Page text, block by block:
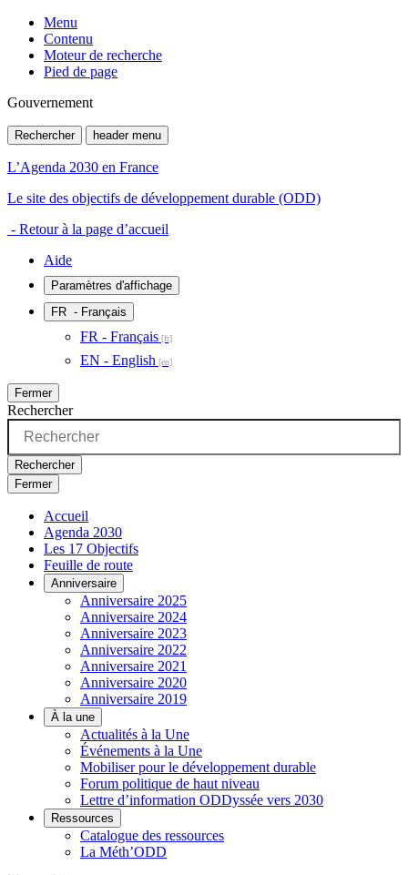
Menu
Contenu
Moteur de recherche
Pied de page
Gouvernement
Rechercher header menu
L’Agenda 2030 en France
Le site des objectifs de développement durable (ODD)
- Retour à la page d’accueil
Aide
Paramètres d'affichage
FR - Français
FR - Français
EN - English
Fermer
Rechercher
Rechercher
Fermer
Accueil
Agenda 2030
Les 17 Objectifs
Feuille de route
Anniversaire
Anniversaire 2025
Anniversaire 2024
Anniversaire 2023
Anniversaire 2022
Anniversaire 2021
Anniversaire 2020
Anniversaire 2019
À la une
Actualités à la Une
Événements à la Une
Mobiliser pour le développement durable
Forum politique de haut niveau
Lettre d’information ODDyssée vers 2030
Ressources
Catalogue des ressources
La Méth’ODD